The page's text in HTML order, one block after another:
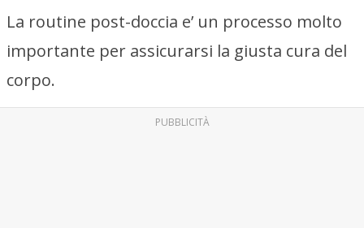
La routine post-doccia e’ un processo molto
importante per assicurarsi la giusta cura del
corpo.
PUBBLICITÀ